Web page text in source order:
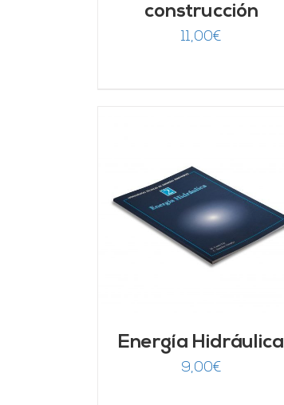
construcción
11,00€
Energía Hidráulica
9,00€
AÑADIR AL CARRITO
DETALLES